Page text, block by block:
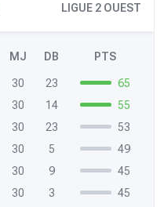
LIGUE 2 OUEST
MJ DB PTS
30 23
65
30 14
55
30 23
53
30 5
49
30 9
45
30 3
45